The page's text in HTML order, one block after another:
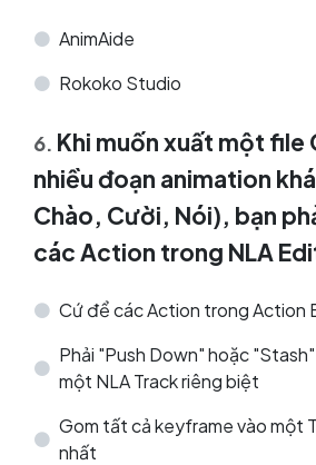
AnimAide
Rokoko Studio
6. Khi muốn xuất một file
nhiều đoạn animation
Chào, Cười, Nói), bạn
các Action trong NLA
Cứ để các Action trong Action
Phải "Push Down" hoặc
một NLA Track riêng biệt
Gom tất cả keyframe vào một
nhất